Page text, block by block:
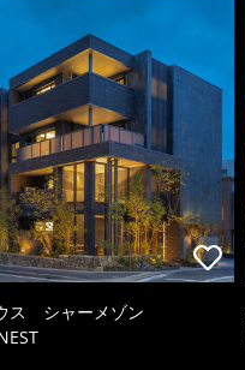
ス シャーメゾン